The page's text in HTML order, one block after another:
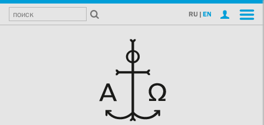
RU | EN